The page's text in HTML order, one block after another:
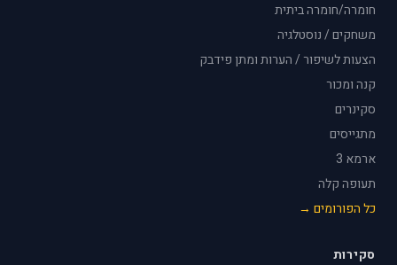
חומרה/חומרה ביתית
משחקים / נוסטלגיה
הצעות לשיפור / הערות ומתן פידבק
קנה ומכור
סקינרים
מתגייסים
ארמא 3
תעופה קלה
כל הפורומים →
סקירות